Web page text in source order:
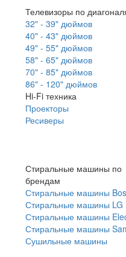
Телевизоры по
32" - 39" дюймов
40" - 43" дюймов
49" - 55" дюймов
58" - 65" дюймов
70" - 85" дюймов
86" - 120" дюймов
Hi-Fi техника
Проекторы
Ресиверы
Стиральные машины по
брендам
Стиральные машины
Стиральные машины LG
Стиральные машины
Стиральные машины
Сушильные машины